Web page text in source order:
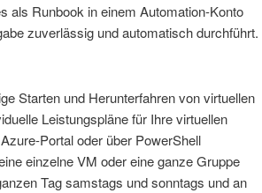
als Runbook in einem Automation-Konto
zuverlässig und automatisch durchführt.
Starten und Herunterfahren von virtuellen
Leistungspläne für Ihre virtuellen
Portal oder über PowerShell
einzelne VM oder eine ganze Gruppe
Tag samstags und sonntags und an